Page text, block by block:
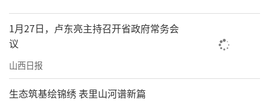
1月27日，卢东亮主持召开省政府常务会
议
山西日报
生态筑基绘锦绣 表里山河谱新篇